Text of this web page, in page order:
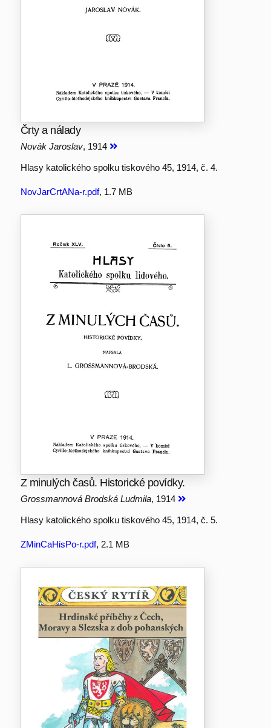
Črty a nálady
Novák Jaroslav, 1914
Hlasy katolického spolku tiskového 45, 1914, č. 4.
NovJarCrtANa-r.pdf, 1.7 MB
Z minulých časů. Historické povídky.
Grossmannová Brodská Ludmila, 1914
Hlasy katolického spolku tiskového 45, 1914, č. 5.
ZMinCaHisPo-r.pdf, 2.1 MB